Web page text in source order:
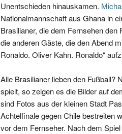
Unentschieden hinauskamen.
Nationalmannschaft aus Ghana in
Brasilianer, die dem Fernsehen
die anderen Gäste, die den Abend
Ronaldo. Oliver Kahn. Ronaldo“
Alle Brasilianer lieben den Fußball?
spielt, so zeigen es die Bilder auf
sind Fotos aus der kleinen Stadt
Achtelfinale gegen Chile bestreiten
vor dem Fernseher. Nach dem